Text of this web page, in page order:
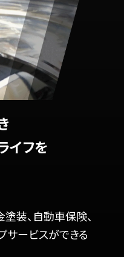
イフを
装、自動車保険、
サービスができる